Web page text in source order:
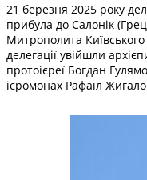
21 березня 2025 року
прибула до Салонік
Митрополита Київського
делегації увійшли
протоієреї Богдан
ієромонах Рафаїл